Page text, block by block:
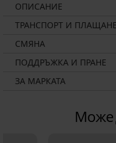
ОПИСАНИЕ
ТРАНСПОРТ И ПЛАЩАНЕ
СМЯНА
ПОДДРЪЖКА И ПРАНЕ
ЗА МАРКАТА
Може